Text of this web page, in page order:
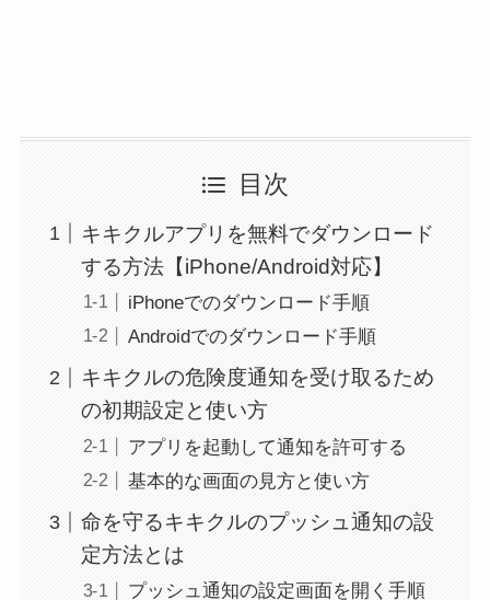
目次
キキクルアプリを無料でダウンロード
する方法【iPhone/Android対応】
iPhoneでのダウンロード手順
Androidでのダウンロード手順
キキクルの危険度通知を受け取るため
の初期設定と使い方
アプリを起動して通知を許可する
基本的な画面の見方と使い方
命を守るキキクルのプッシュ通知の設
定方法とは
プッシュ通知の設定画面を開く手順